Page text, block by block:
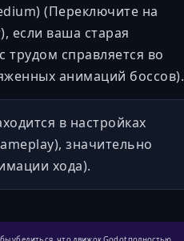
(Переключите на
если ваша старая
трудом справляется во
анимаций боссов).
в настройках
значительно
хода).